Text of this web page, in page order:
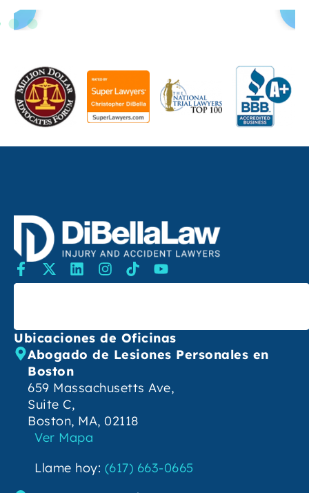
Buscar
Ubicaciones de Oficinas
Abogado de Lesiones Personales en
Boston
659 Massachusetts Ave,
Suite C,
Boston, MA, 02118
Ver Mapa
Llame hoy: (617) 663-0665